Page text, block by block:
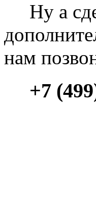
Ну а
нам
+7